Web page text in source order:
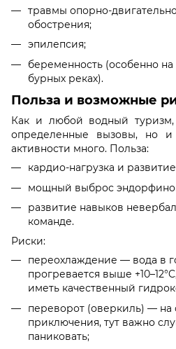
травмы опорно-
обострения;
эпилепсия;
беременность (особенно
бурных реках).
Польза и возможные
Как и любой водный
определенные вызовы, но
активности много. Польза:
кардио-нагрузка и
мощный выброс
развитие навыков
команде.
Риски:
переохлаждение — вода в
прогревается выше
иметь качественный
переворот (оверкиль) — на
приключения, тут важно
паниковать;